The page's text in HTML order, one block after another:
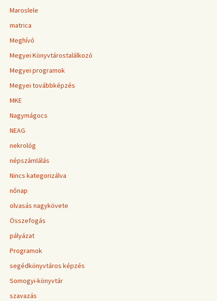
Maroslele
matrica
Meghívó
Megyei Könyvtárostalálkozó
Megyei programok
Megyei továbbképzés
MKE
Nagymágocs
NEAG
nekrológ
népszámlálás
Nincs kategorizálva
nőnap
olvasás nagykövete
Összefogás
pályázat
Programok
segédkönyvtáros képzés
Somogyi-könyvtár
szavazás